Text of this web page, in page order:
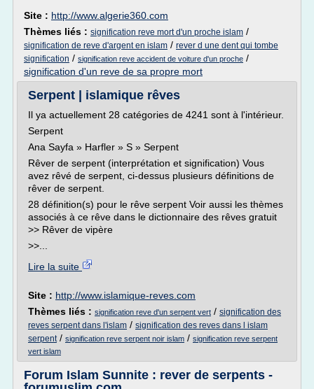
Site : http://www.algerie360.com
Thèmes liés : signification reve mort d'un proche islam /
signification de reve d'argent en islam / rever d une dent qui tombe
signification / signification reve accident de voiture d'un proche /
signification d'un reve de sa propre mort
Serpent | islamique rêves
Il ya actuellement 28 catégories de 4241 sont à l'intérieur.
Serpent
Ana Sayfa » Harfler » S » Serpent
Rêver de serpent (interprétation et signification) Vous
avez rêvé de serpent, ci-dessus plusieurs définitions de
rêver de serpent.
28 définition(s) pour le rêve serpent Voir aussi les thèmes
associés à ce rêve dans le dictionnaire des rêves gratuit
>> Rêver de vipère
>>...
Lire la suite
Site : http://www.islamique-reves.com
Thèmes liés : signification reve d'un serpent vert / signification des
reves serpent dans l'islam / signification des reves dans l islam
serpent/ signification reve serpent noir islam / signification reve serpent
vert islam
Forum Islam Sunnite : rever de serpents -